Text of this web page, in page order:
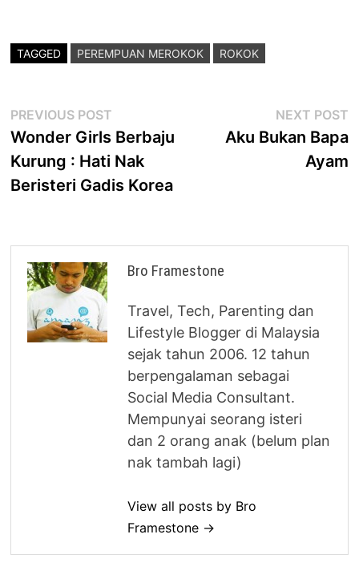
TAGGED PEREMPUAN MEROKOK ROKOK
Post
navigation
PREVIOUS POST
post:
Wonder Girls Berbaju
Kurung : Hati Nak
Beristeri Gadis Korea
NEXT POST
Aku Bukan Bapa
Ayam
Bro Framestone
Travel, Tech, Parenting dan
Lifestyle Blogger di Malaysia
sejak tahun 2006. 12 tahun
berpengalaman sebagai
Social Media Consultant.
Mempunyai seorang isteri
dan 2 orang anak (belum plan
nak tambah lagi)
View all posts by Bro
Framestone →